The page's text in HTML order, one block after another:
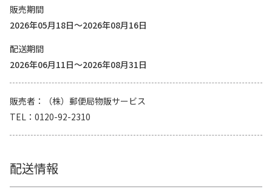
販売期間
2026年05月18日～2026年08月16日
配送期間
2026年06月11日～2026年08月31日
販売者
（株）郵便局物販サービス
TEL
0120-92-2310
配送情報